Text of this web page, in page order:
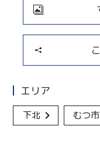
エリア
下北 むつ市